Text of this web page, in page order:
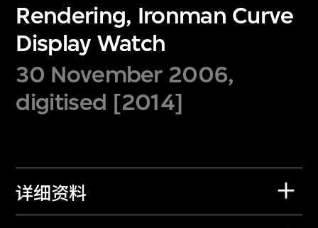
Rendering, Ironman Curve
Display Watch
30 November 2006,
digitised [2014]
详细资料